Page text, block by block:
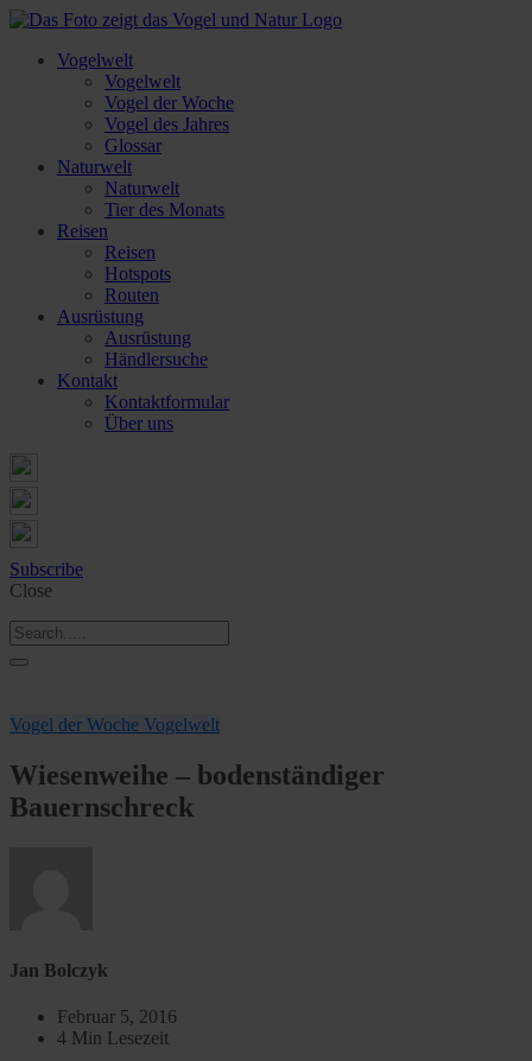
Vogelwelt
Vogelwelt
Vogel der Woche
Vogel des Jahres
Glossar
Naturwelt
Naturwelt
Tier des Monats
Reisen
Reisen
Hotspots
Routen
Ausrüstung
Ausrüstung
Händlersuche
Kontakt
Kontaktformular
Über uns
Subscribe
Close
Vogel der Woche Vogelwelt
Wiesenweihe – bodenständiger
Bauernschreck
Jan Bolczyk
Februar 5, 2016
4 Min Lesezeit